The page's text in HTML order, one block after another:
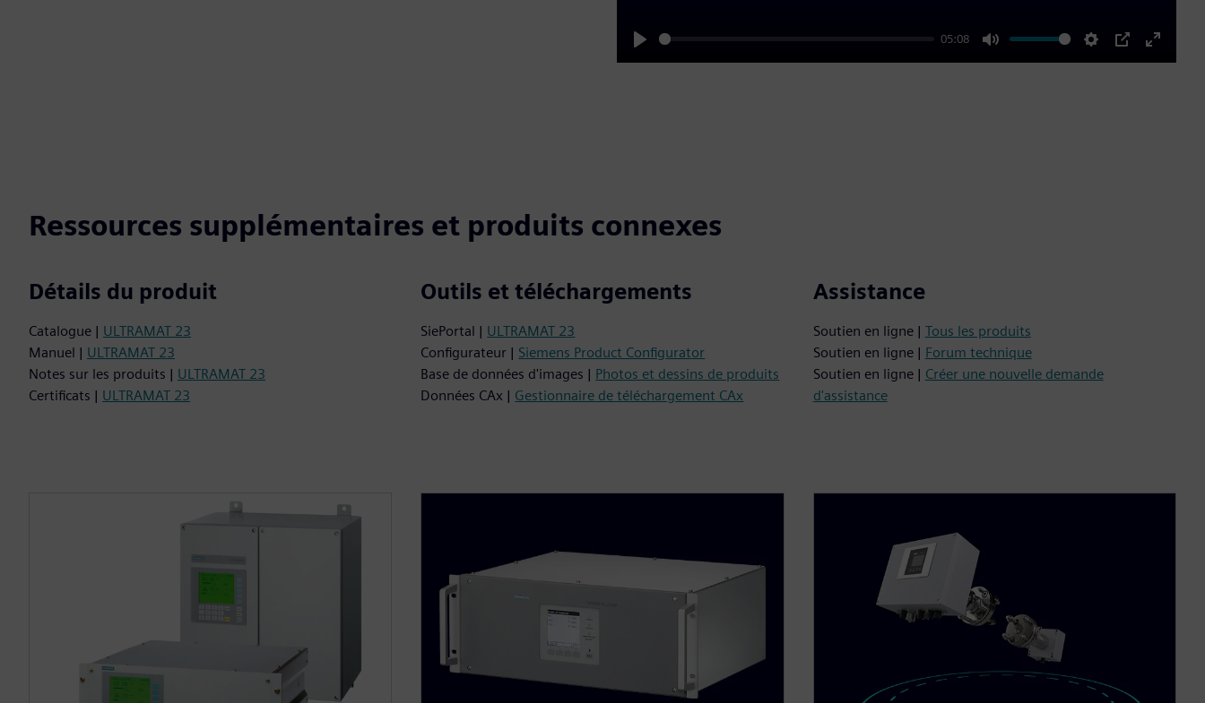
Play
05:08
Mute Settings
PIP
Enter
Ressources supplémentaires et produits connexes
Détails du produit
Catalogue | ULTRAMAT 23
Manuel | ULTRAMAT 23
Notes sur les produits | ULTRAMAT 23
Certificats | ULTRAMAT 23
Outils et téléchargements
SiePortal | ULTRAMAT 23
Configurateur | Siemens Product Configurator
Base de données d'images | Photos et dessins de produits
Données CAx | Gestionnaire de téléchargement CAx
Assistance
Soutien en ligne | Tous les produits
Soutien en ligne | Forum technique
Soutien en ligne | Créer une nouvelle demande
d'assistance